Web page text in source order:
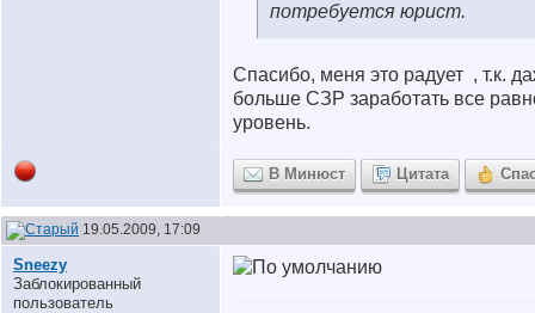
потребуется юрист.
Спасибо, меня это радует , т.к.
больше СЗР заработать все
уровень.
В Минюст Цитата
19.05.2009, 17:09
Sneezy
Заблокированный
пользователь